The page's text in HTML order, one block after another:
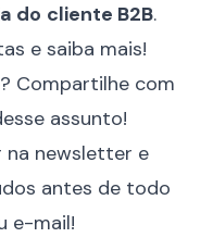
do cliente B2B.
e saiba mais!
Compartilhe com
assunto!
na newsletter e
antes de todo
e-mail!